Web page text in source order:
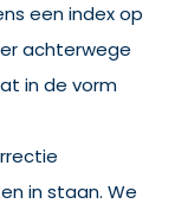
een index op
achterwege
in de vorm
in staan. We